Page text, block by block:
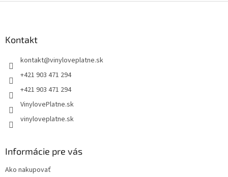
Kontakt
kontakt@vinyloveplatne.sk
+421 903 471 294
+421 903 471 294
VinylovePlatne.sk
vinyloveplatne.sk
Informácie pre vás
Ako nakupovať